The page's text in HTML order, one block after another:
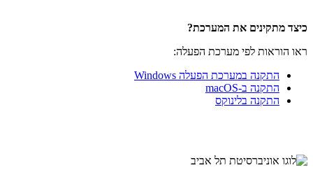
כיצד מתקינים את המערכת?
ראו הוראות לפי מערכת הפעלה:
התקנה במערכת הפעלה Windows
התקנה ב-macOS
התקנה בלינוקס